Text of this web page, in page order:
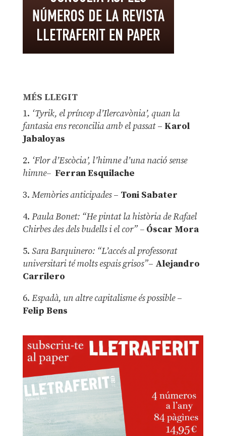
MÉS LLEGIT
1. ‘Tyrik, el príncep d’Ilercavònia’, quan la
fantasia ens reconcilia amb el passat– Karol
Jabaloyas
2. ‘Flor d’Escòcia’, l’himne d’una nació sense
himne– Ferran Esquilache
3. Memòries anticipades– Toni Sabater
4. Paula Bonet: “He pintat la història de Rafael
Chirbes des dels budells i el cor” –Óscar Mora
5. Sara Barquinero: “L’accés al professorat
universitari té molts espais grisos”– Alejandro
Carrilero
6. Espadà, un altre capitalisme és possible –
Felip Bens